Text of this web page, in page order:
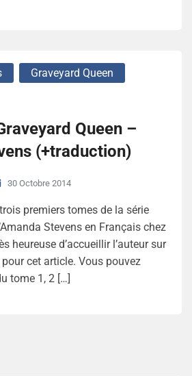
Graveyard Queen
Queen –
(+traduction)
30 Octobre 2014
premiers tomes de la série
Stevens en Français chez
heureuse d’accueillir l’auteur sur
cet article. Vous pouvez
tome 1, 2 […]